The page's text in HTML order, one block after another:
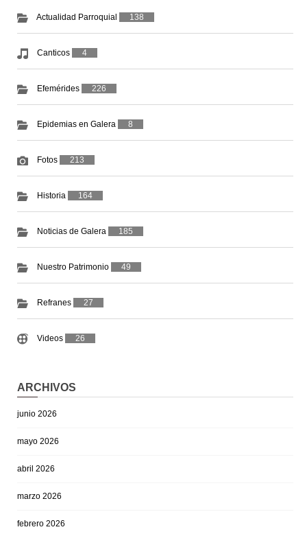
Actualidad Parroquial 138
Canticos 4
Efemérides 226
Epidemias en Galera 8
Fotos 213
Historia 164
Noticias de Galera 185
Nuestro Patrimonio 49
Refranes 27
Videos 26
ARCHIVOS
junio 2026
mayo 2026
abril 2026
marzo 2026
febrero 2026